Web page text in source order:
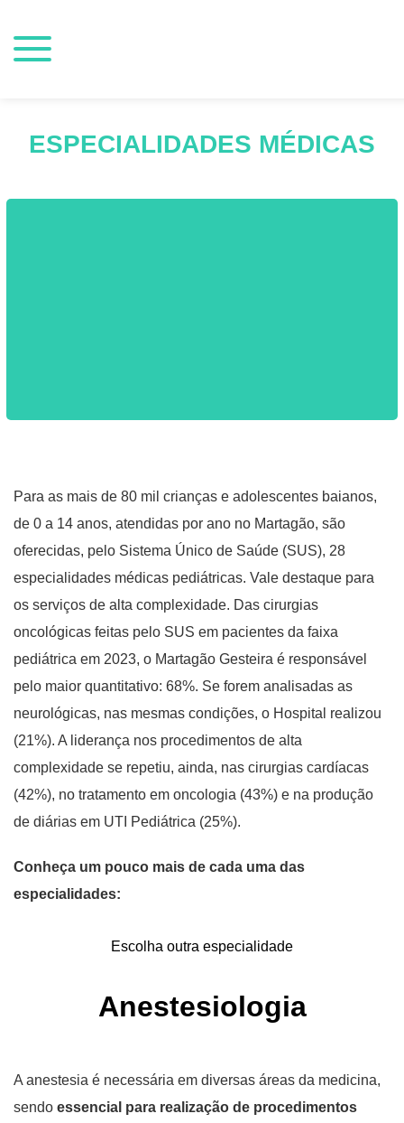
ESPECIALIDADES MÉDICAS
Para as mais de 80 mil crianças e adolescentes baianos,
de 0 a 14 anos, atendidas por ano no Martagão, são
oferecidas, pelo Sistema Único de Saúde (SUS), 28
especialidades médicas pediátricas. Vale destaque para
os serviços de alta complexidade. Das cirurgias
oncológicas feitas pelo SUS em pacientes da faixa
pediátrica em 2023, o Martagão Gesteira é responsável
pelo maior quantitativo: 68%. Se forem analisadas as
neurológicas, nas mesmas condições, o Hospital realizou
(21%). A liderança nos procedimentos de alta
complexidade se repetiu, ainda, nas cirurgias cardíacas
(42%), no tratamento em oncologia (43%) e na produção
de diárias em UTI Pediátrica (25%).
Conheça um pouco mais de cada uma das
especialidades:
Escolha outra especialidade
Anestesiologia
A anestesia é necessária em diversas áreas da medicina,
sendo essencial para realização de procedimentos